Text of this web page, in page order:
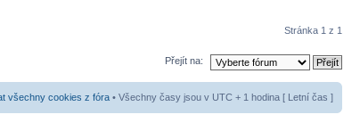
Stránka 1 z 1
Přejít na:
všechny cookies z fóra • Všechny časy jsou v UTC + 1 hodina [ Letní čas ]